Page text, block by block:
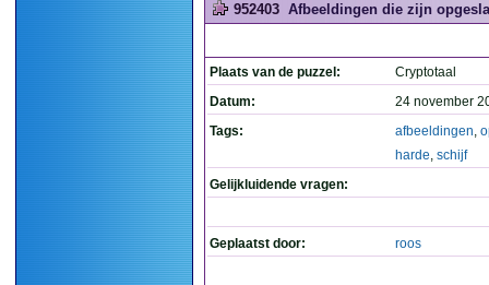
952403 Afbeeldingen die zijn
Plaats van de puzzel:
Cryptotaal
Datum:
24 november
Tags:
afbeeldingen,
harde, schijf
Gelijkluidende vragen:
Geplaatst door: roos